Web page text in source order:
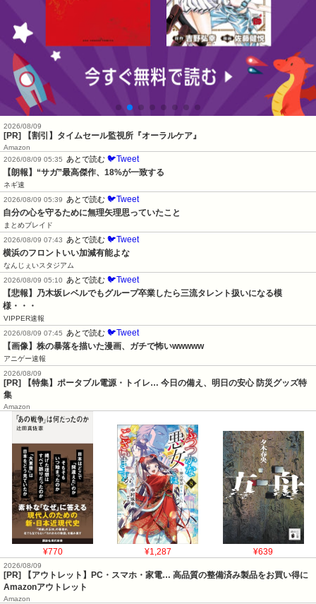
2026/08/09
[PR] 【割引】タイムセール監視所『オーラルケア』
Amazon
2026/08/09 05:35
あとで読む 🐦Tweet
【朗報】“サガ”最高傑作、18%が一致する
ネギ速
2026/08/09 05:39
あとで読む 🐦Tweet
自分の心を守るために無理矢理思っていたこと
まとめブレイド
2026/08/09 07:43
あとで読む 🐦Tweet
横浜のフロントいい加減有能よな
なんじぇいスタジアム
2026/08/09 05:10
あとで読む 🐦Tweet
【悲報】乃木坂レベルでもグループ卒業したら三流タレント扱いになる模
様・・・
VIPPER速報
2026/08/09 07:45
あとで読む 🐦Tweet
【画像】株の暴落を描いた漫画、ガチで怖いwwwww
アニゲー速報
2026/08/09
[PR] 【特集】ポータブル電源・トイレ… 今日の備え、明日の安心 防災グッズ特
集
Amazon
¥770 ¥1,287 ¥639
2026/08/09
[PR] 【アウトレット】PC・スマホ・家電… 高品質の整備済み製品をお買い得に
Amazonアウトレット
Amazon